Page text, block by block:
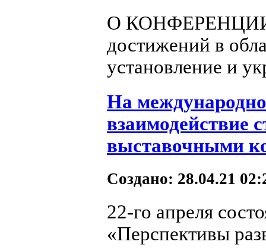
О КОНФЕРЕНЦИИ
достижений в
установление и
На
взаимодействие
выставочными
Создано: 28.04.21
22-го апреля
«Перспективы